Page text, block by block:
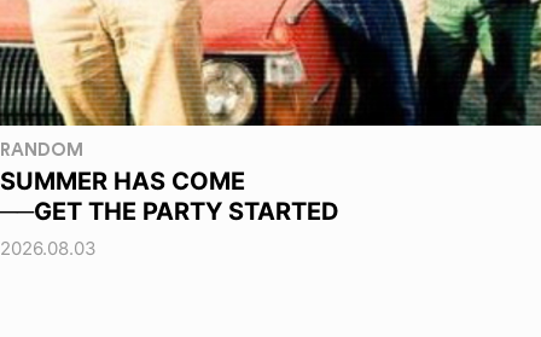
RANDOM
SUMMER HAS COME
──GET THE PARTY STARTED
2026.08.03